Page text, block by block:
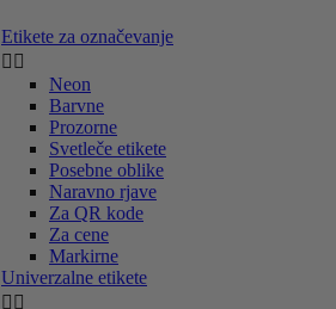
Etikete za označevanje
 
Neon
Barvne
Prozorne
Svetleče etikete
Posebne oblike
Naravno rjave
Za QR kode
Za cene
Markirne
Univerzalne etikete
 